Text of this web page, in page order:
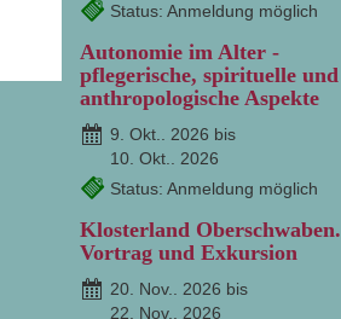
Status: Anmeldung möglich
Autonomie im Alter -
pflegerische, spirituelle und
anthropologische Aspekte
9. Okt.. 2026 bis
10. Okt.. 2026
Status: Anmeldung möglich
Klosterland Oberschwaben.
Vortrag und Exkursion
20. Nov.. 2026 bis
22. Nov.. 2026